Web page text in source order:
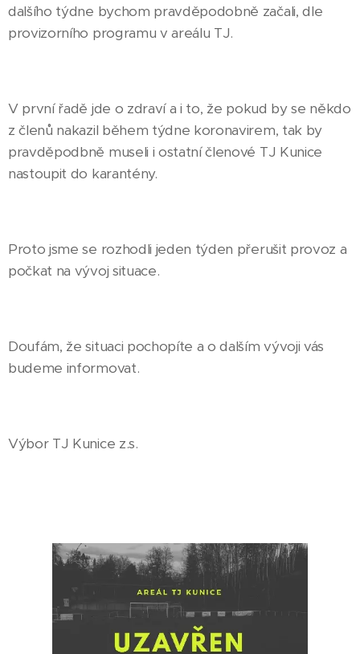
dalšího týdne bychom pravděpodobně začali, dle
provizorního programu v areálu TJ.
V první řadě jde o zdraví a i to, že pokud by se někdo
z členů nakazil během týdne koronavirem, tak by
pravděpodbně museli i ostatní členové TJ Kunice
nastoupit do karantény.
Proto jsme se rozhodli jeden týden přerušit provoz a
počkat na vývoj situace.
Doufám, že situaci pochopíte a o dalším vývoji vás
budeme informovat.
Výbor TJ Kunice z.s.